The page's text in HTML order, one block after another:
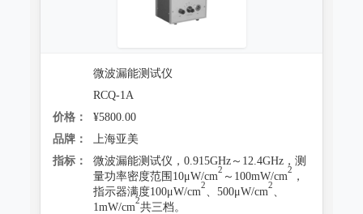
微波漏能测试仪
RCQ-1A
价格：
¥5800.00
品牌：
上海亚美
指标：
微波漏能测试仪，0.915GHz～12.4GHz，测
量功率密度范围10μW/cm
2
～100mW/cm
2
，
指示器满度100μW/cm
2
、500μW/cm
2
1mW/cm
2
共三档。